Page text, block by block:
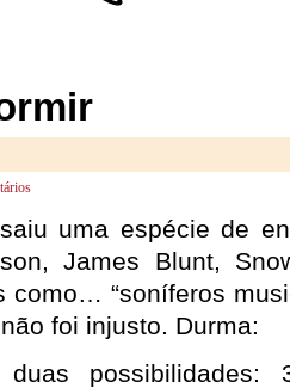
uma espécie de
James Blunt,
como… “soníferos
foi injusto. Durma:
possibilidades: